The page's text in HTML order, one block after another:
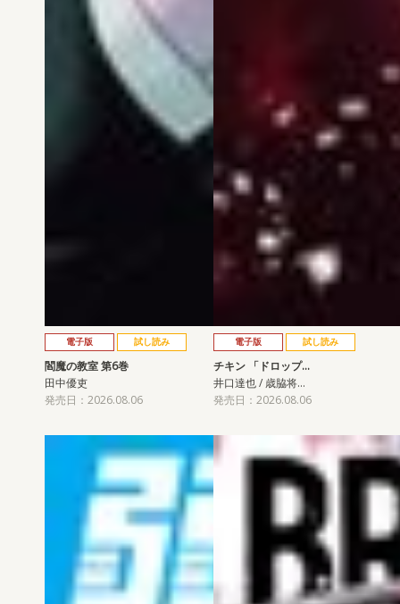
電子版 試し読み
閻魔の教室 第6巻
田中優吏
発売日：2026.08.06
電子版 試し読み
チキン 「ドロップ…
井口達也 / 歳脇将…
発売日：2026.08.06